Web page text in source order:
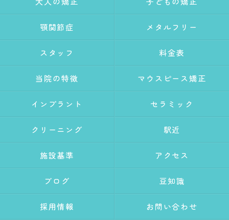
顎関節症 メタルフリー
スタッフ 料金表
当院の特徴 マウスピース矯正
インプラント セラミック
クリーニング 駅近
施設基準 アクセス
ブログ 豆知識
採用情報 お問い合わせ